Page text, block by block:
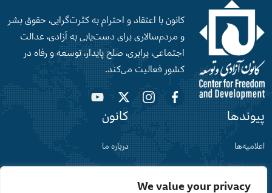
We value your privacy
کانون با اعتقاد و احترام به کثرت‌گرایی، حقوق بشر
و‌ مردم‌سالاری برای دست‌‌یابی به آزادی، عدالت
اجتماعی، برابری، صلح‌ پایدار، توسعه و رفاه در
کشور فعالیت می‌کند.
پیوندها
اعلامیه‌ها
افغانستان
کانون
درباره ما
نقشه سایت